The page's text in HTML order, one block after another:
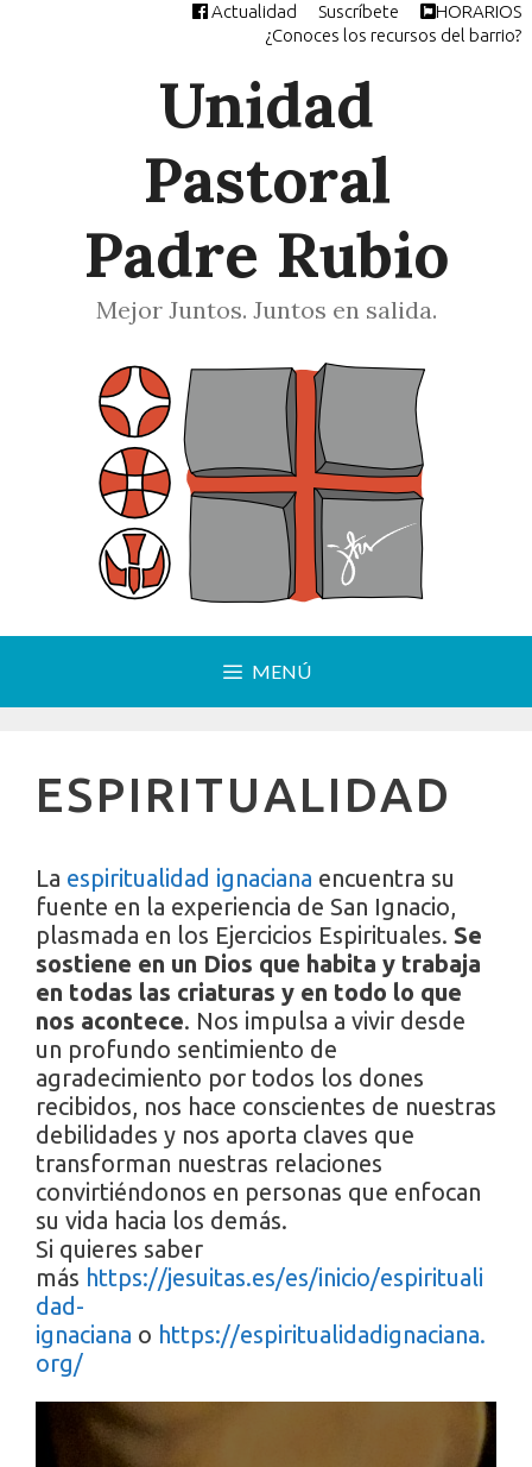
Actualidad Suscríbete
HORARIOS
¿Conoces los recursos del barrio?
Unidad
Pastoral
Padre Rubio
Mejor Juntos. Juntos en salida.
MENÚ
ESPIRITUALIDAD
La espiritualidad ignaciana encuentra su
fuente en la experiencia de San Ignacio,
plasmada en los Ejercicios Espirituales. Se
sostiene en un Dios que habita y trabaja
en todas las criaturas y en todo lo que
nos acontece. Nos impulsa a vivir desde
un profundo sentimiento de
agradecimiento por todos los dones
recibidos, nos hace conscientes de nuestras
debilidades y nos aporta claves que
transforman nuestras relaciones
convirtiéndonos en personas que enfocan
su vida hacia los demás.
Si quieres saber
más https://jesuitas.es/es/inicio/espirituali
dad-
ignaciana o https://espiritualidadignaciana.
org/